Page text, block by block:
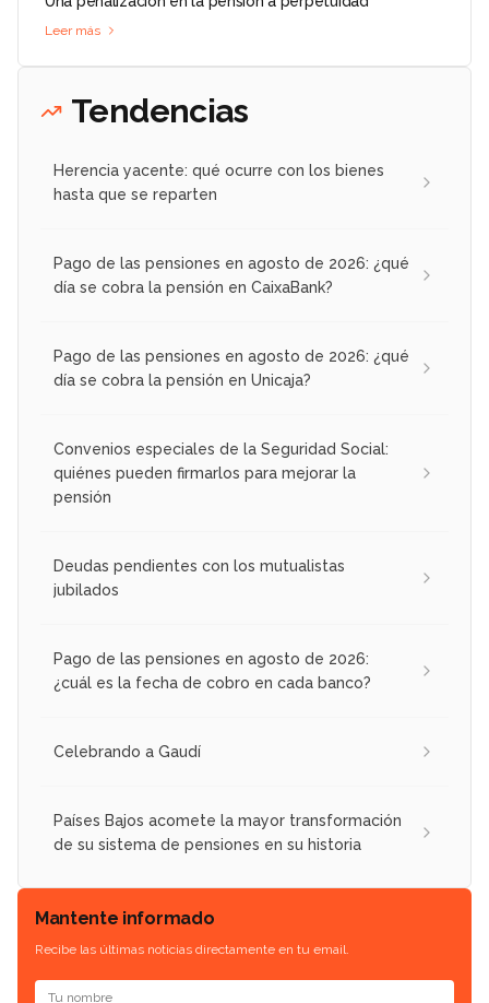
Leer más
Tendencias
Herencia yacente: qué ocurre con los bienes
hasta que se reparten
Pago de las pensiones en agosto de 2026: ¿qué
día se cobra la pensión en CaixaBank?
Pago de las pensiones en agosto de 2026: ¿qué
día se cobra la pensión en Unicaja?
Convenios especiales de la Seguridad Social:
quiénes pueden firmarlos para mejorar la
pensión
Deudas pendientes con los mutualistas
jubilados
Pago de las pensiones en agosto de 2026:
¿cuál es la fecha de cobro en cada banco?
Celebrando a Gaudí
Países Bajos acomete la mayor transformación
de su sistema de pensiones en su historia
Mantente informado
Recibe las últimas noticias directamente en tu email.